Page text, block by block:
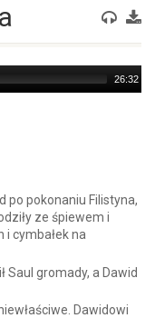
26:32
po pokonaniu Filistyna,
ze śpiewem i
cymbałek na
Saul gromady, a Dawid
Dawidowi